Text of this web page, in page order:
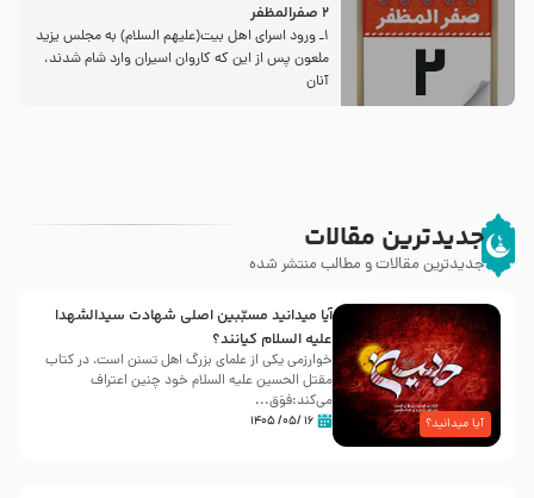
2 صفرالمظفر
1ـ ورود اسراى اهل بیت‌(علیهم السلام) به مجلس یزید
ملعون پس از این كه كاروان اسیران وارد شام شدند،
آنان
جدیدترین مقالات
جدیدترین مقالات و مطالب منتشر شده
آیا میدانید؟
آیا میدانید مسبّبین اصلی شهادت سیدالشهدا
علیه ‌السلام کیانند؟
خوارزمی یکی از علمای بزرگ اهل تسنن است، در کتاب
مقتل الحسین علیه ‌السلام خود چنین اعتراف
می‌کند:فوَق...
۱۶ /۰۵/ ۱۴۰۵